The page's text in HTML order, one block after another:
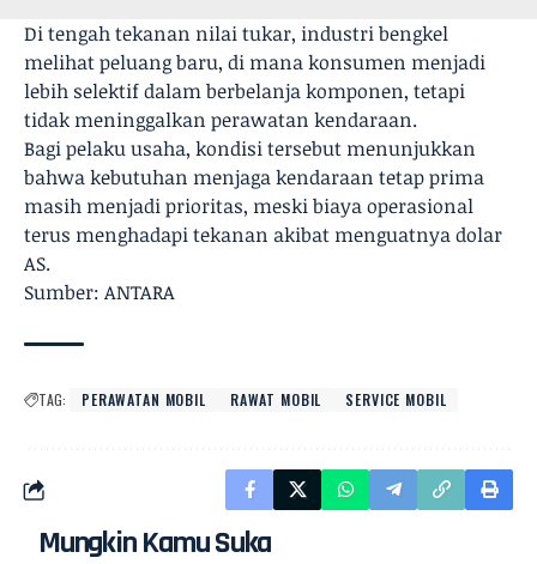
Di tengah tekanan nilai tukar, industri bengkel
melihat peluang baru, di mana konsumen menjadi
lebih selektif dalam berbelanja komponen, tetapi
tidak meninggalkan perawatan kendaraan.
Bagi pelaku usaha, kondisi tersebut menunjukkan
bahwa kebutuhan menjaga kendaraan tetap prima
masih menjadi prioritas, meski biaya operasional
terus menghadapi tekanan akibat menguatnya dolar
AS.
Sumber: ANTARA
TAG: PERAWATAN MOBIL RAWAT MOBIL SERVICE MOBIL
Mungkin Kamu Suka